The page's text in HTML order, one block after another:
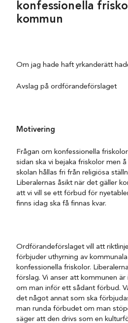
konfessionella
kommun
Om jag hade haft yrkanderätt
Avslag på ordförandeförslaget
Motivering
Frågan om konfessionella
sidan ska vi bejaka friskolor men
skolan hållas fri från religiösa
Liberalernas åsikt när det gäller
att vi vill se ett förbud för
finns idag ska få finnas kvar.
Ordförandeförslaget vill att
förbjuder uthyrning av
konfessionella friskolor.
förslag. Vi anser att kommunen är
om man inför ett sådant förbud.
det något annat som ska
man runda förbudet om man
säger att den drivs som en